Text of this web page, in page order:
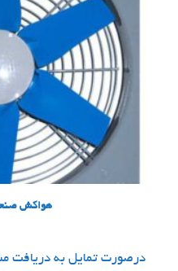
هواکش
درصورت تمایل به دریافت